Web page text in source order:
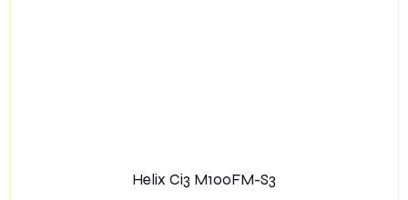
Helix Ci3 M100FM-S3